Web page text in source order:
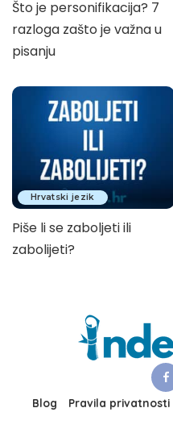
Što je personifikacija? 7
razloga zašto je važna u
pisanju
Hrvatski jezik
Piše li se zaboljeti ili
zabolijeti?
Blog Pravila privatnosti